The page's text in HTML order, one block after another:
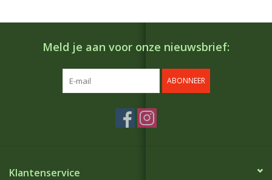
Meld je aan voor onze nieuwsbrief:
ABONNEER
Klantenservice